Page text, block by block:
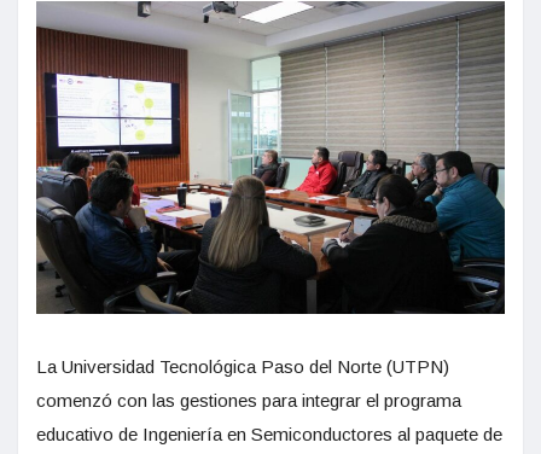
La Universidad Tecnológica Paso del Norte (UTPN)
comenzó con las gestiones para integrar el programa
educativo de Ingeniería en Semiconductores al paquete de